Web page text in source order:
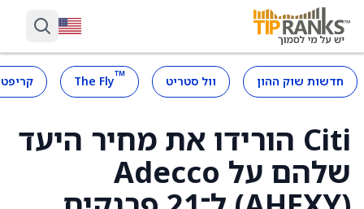
חדשות שוק ההון וול סטריט ™
The Fly
Citi הורידו את מחיר היעד
שלהם על Adecco